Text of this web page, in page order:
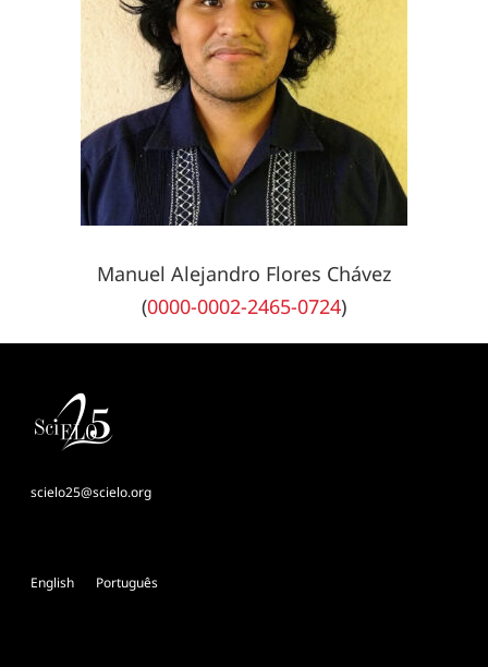
Manuel Alejandro Flores Chávez
(0000-0002-2465-0724)
scielo25@scielo.org
English Português